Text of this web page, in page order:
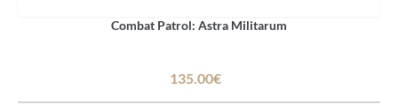
Combat Patrol: Astra Militarum
135.00€